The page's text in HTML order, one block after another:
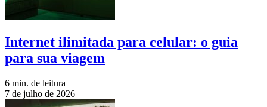
Internet ilimitada para celular: o guia
para sua viagem
6 min. de leitura
7 de julho de 2026